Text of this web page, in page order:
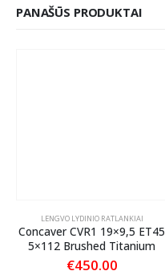
PANAŠŪS PRODUKTAI
LENGVO LYDINIO RATLANKIAI
Concaver CVR1 19×9,5 ET45
5×112 Brushed Titanium
€450.00